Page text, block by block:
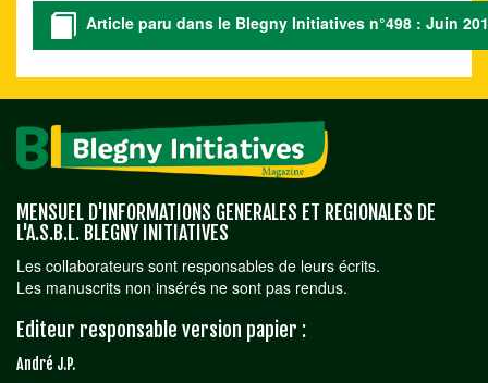
Article paru dans le Blegny Initiatives n°498 : Juin
MENSUEL D'INFORMATIONS GENERALES ET REGIONALES DE
L'A.S.B.L. BLEGNY INITIATIVES
Les collaborateurs sont responsables de leurs écrits.
Les manuscrits non insérés ne sont pas rendus.
Editeur responsable version papier :
André J.P.